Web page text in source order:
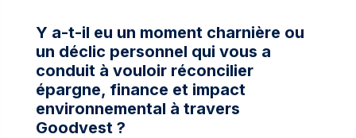
Y a-t-il eu un moment charnière ou
un déclic personnel qui vous a
conduit à vouloir réconcilier
épargne, finance et impact
environnemental à travers
Goodvest ?